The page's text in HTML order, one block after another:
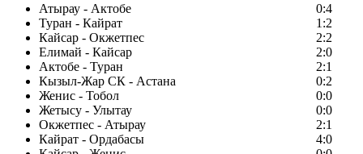
Атырау - Актобе
0:4
Туран - Кайрат
1:2
Кайсар - Окжетпес
2:2
Елимай - Кайсар
2:0
Актобе - Туран
2:1
Кызыл-Жар СК - Астана
0:2
Женис - Тобол
0:0
Жетысу - Улытау
0:0
Окжетпес - Атырау
2:1
Кайрат - Ордабасы
4:0